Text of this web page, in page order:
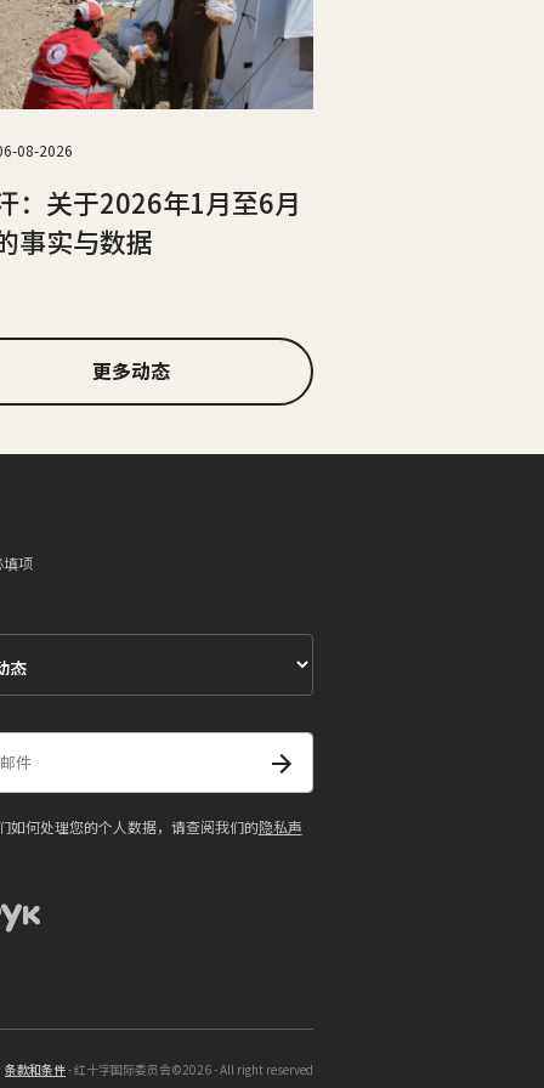
08-2026
：关于2026年1月至6月
事实与数据
更多动态
项
如何处理您的个人数据，请查阅我们的隐私声
条款和条件- 红十字国际委员会©2026 - All right reserved